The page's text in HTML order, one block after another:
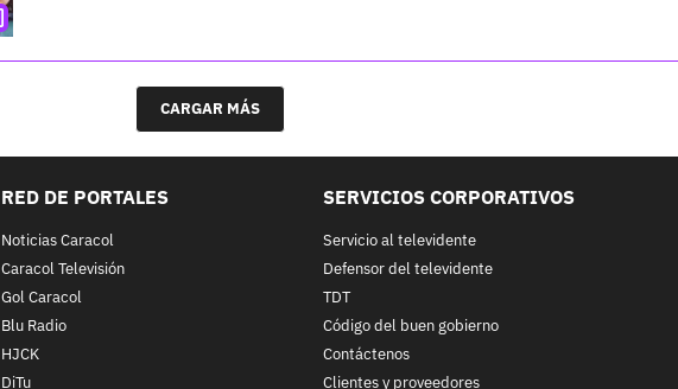
CARGAR MÁS
RED DE PORTALES
Noticias Caracol
Caracol Televisión
Gol Caracol
Blu Radio
HJCK
DiTu
SERVICIOS CORPORATIVOS
Servicio al televidente
Defensor del televidente
TDT
Código del buen gobierno
Contáctenos
Clientes y proveedores